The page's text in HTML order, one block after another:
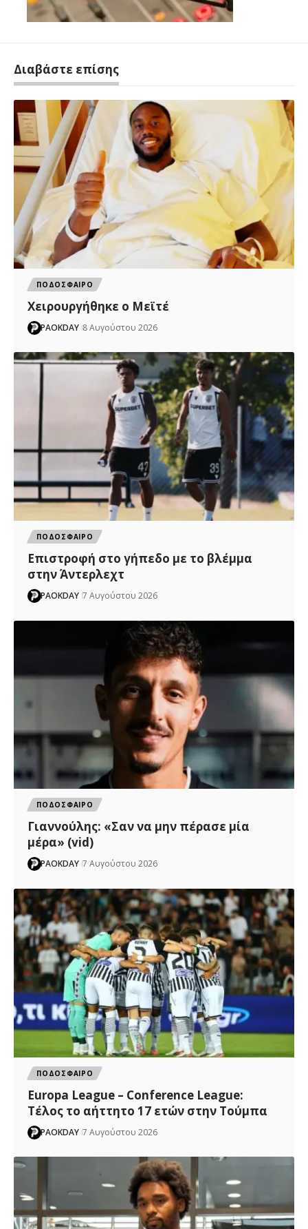
Διαβάστε επίσης
ΠΟΔΟΣΦΑΙΡΟ
Χειρουργήθηκε ο Μεϊτέ
PAOKDAY 8 Αυγούστου 2026
ΠΟΔΟΣΦΑΙΡΟ
Επιστροφή στο γήπεδο με το βλέμμα
στην Άντερλεχτ
PAOKDAY 7 Αυγούστου 2026
ΠΟΔΟΣΦΑΙΡΟ
Γιαννούλης: «Σαν να μην πέρασε μία
μέρα» (vid)
PAOKDAY 7 Αυγούστου 2026
ΠΟΔΟΣΦΑΙΡΟ
Europa League – Conference League:
Τέλος το αήττητο 17 ετών στην Τούμπα
PAOKDAY 7 Αυγούστου 2026